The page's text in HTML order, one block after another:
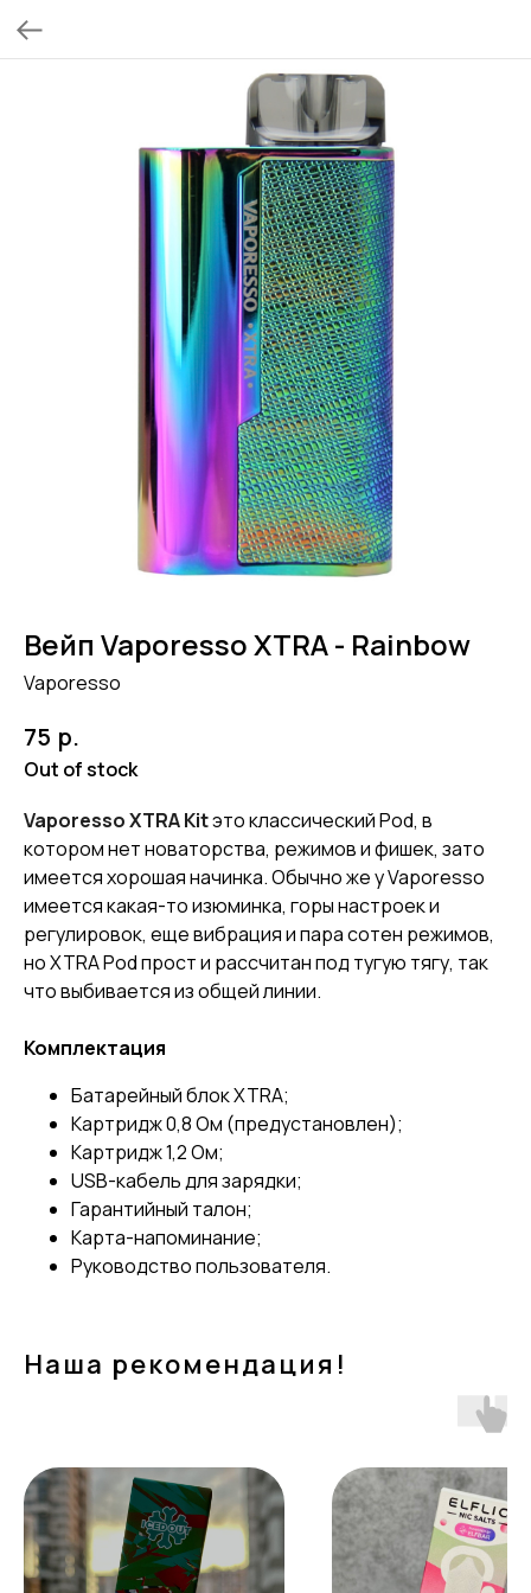
Вейп Vaporesso XTRA - Rainbow
Vaporesso
75 р.
Out of stock
Vaporesso XTRA Kitэто классический Pod, в
котором нет новаторства, режимов и фишек, зато
имеется хорошая начинка. Обычно же у Vaporesso
имеется какая-то изюминка, горы настроек и
регулировок, еще вибрация и пара сотен режимов,
но XTRA Pod прост и рассчитан под тугую тягу, так
что выбивается из общей линии.
Комплектация
Батарейный блок XTRA;
Картридж 0,8 Ом (предустановлен);
Картридж 1,2 Ом;
USB-кабель для зарядки;
Гарантийный талон;
Карта-напоминание;
Руководство пользователя.
Наша рекомендация!